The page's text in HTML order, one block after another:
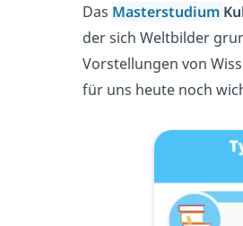
Das Masterstudium
der sich Weltbilder
Vorstellungen von
für uns heute noch